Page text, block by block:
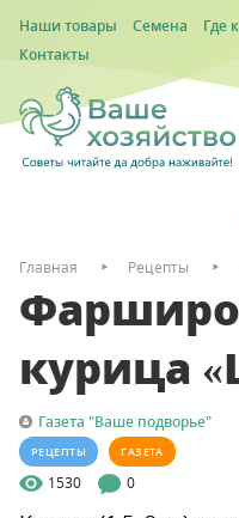
Наши товары Семена Где
Контакты
Главная Рецепты
курица
Газета "Ваше подворье"
РЕЦЕПТЫ ГАЗЕТА
1530 0